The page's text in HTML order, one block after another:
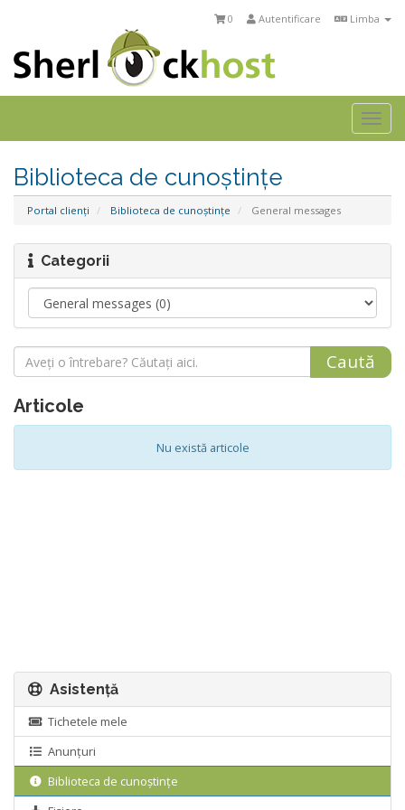
Limba
Autentificare
0
Biblioteca de cunoștințe
Portal clienți Biblioteca de cunoștințe General messages
Categorii
Articole
Nu există articole
Asistență
Tichetele mele
Anunțuri
Biblioteca de cunoștințe